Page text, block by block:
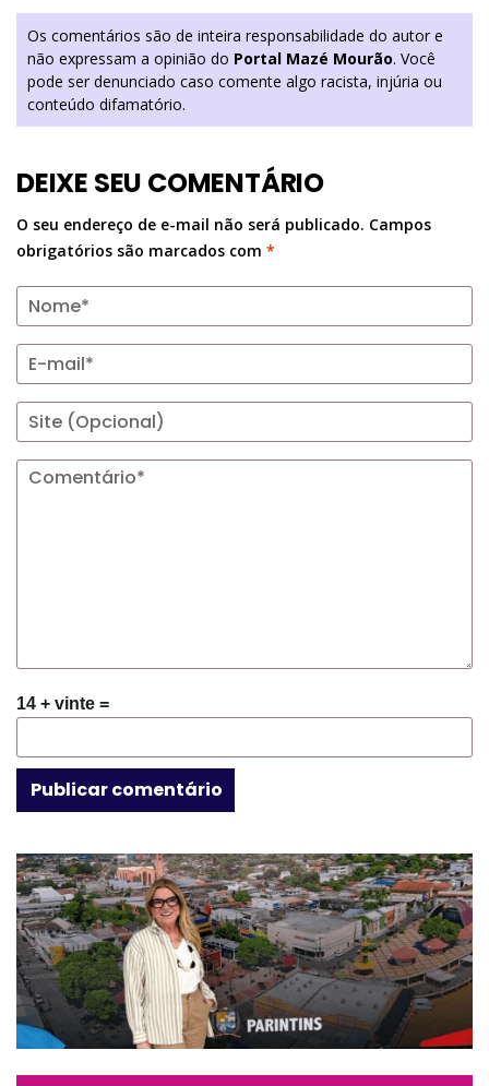
Os comentários são de inteira responsabilidade do autor e
não expressam a opinião do Portal Mazé Mourão. Você
pode ser denunciado caso comente algo racista, injúria ou
conteúdo difamatório.
DEIXE SEU COMENTÁRIO
O seu endereço de e-mail não será publicado. Campos
obrigatórios são marcados com *
14 + vinte =